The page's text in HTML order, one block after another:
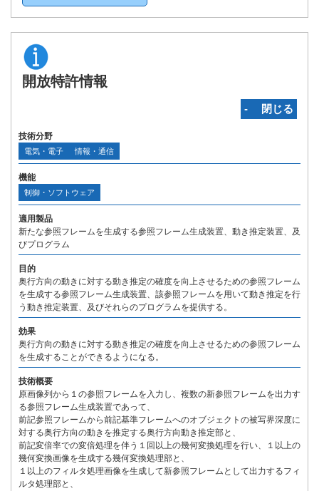
開放特許情報
‐ 閉じる
技術分野
電気・電子 情報・通信
機能
制御・ソフトウェア
適用製品
新たな参照フレームを生成する参照フレーム生成装置、動き推定装置、及
びプログラム
目的
奥行方向の動きに対する動き推定の確度を向上させるための参照フレーム
を生成する参照フレーム生成装置、該参照フレームを用いて動き推定を行
う動き推定装置、及びそれらのプログラムを提供する。
効果
奥行方向の動きに対する動き推定の確度を向上させるための参照フレーム
を生成することができるようになる。
技術概要
原画像列から１の参照フレームを入力し、複数の新参照フレームを出力す
る参照フレーム生成装置であって、
前記参照フレームから前記基準フレームへのオブジェクトの被写界深度に
対する奥行方向の動きを推定する奥行方向動き推定部と、
前記変倍率での変倍処理を伴う１回以上の幾何変換処理を行い、１以上の
幾何変換画像を生成する幾何変換処理部と、
１以上のフィルタ処理画像を生成して新参照フレームとして出力するフィ
ルタ処理部と、